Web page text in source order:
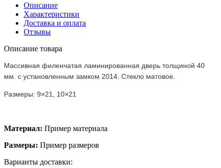
Описание
Характеристики
Доставка и оплата
Отзывы
Описание товара
Массивная филенчатая ламинированная дверь толщиной 40
мм. c установленным замком 2014. Стекло матовое.
Размеры: 9×21, 10×21
Материал: Пример материала
Размеры: Пример размеров
Варианты доставки: